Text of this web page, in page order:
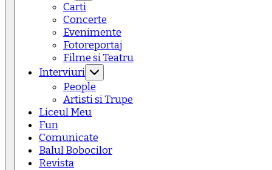
Carti
Concerte
Evenimente
Fotoreportaj
Filme si Teatru
Interviuri
People
Artisti si Trupe
Liceul Meu
Fun
Comunicate
Balul Bobocilor
Revista